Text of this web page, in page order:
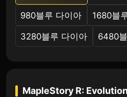
980블루 다이아 1680블
3280블루 다이아 6480
MapleStory R: Evolution